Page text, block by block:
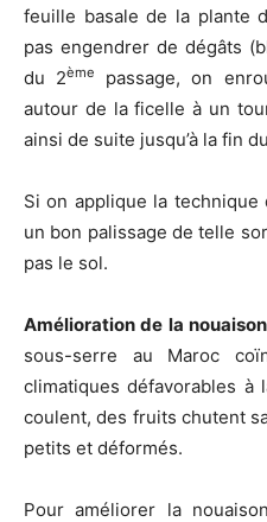
feuille basale de la plante
pas engendrer de dégâts
du 2ème
passage, on
autour de la ficelle à un
ainsi de suite jusqu’à la fin
Si on applique la
un bon palissage de telle
pas le sol.
Amélioration de la
sous-serre au Maroc
climatiques défavorables à
coulent, des fruits chutent
petits et déformés.
Pour améliorer la